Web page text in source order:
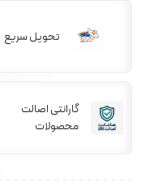
تحویل سریع
گارانتی اصالت
محصولات